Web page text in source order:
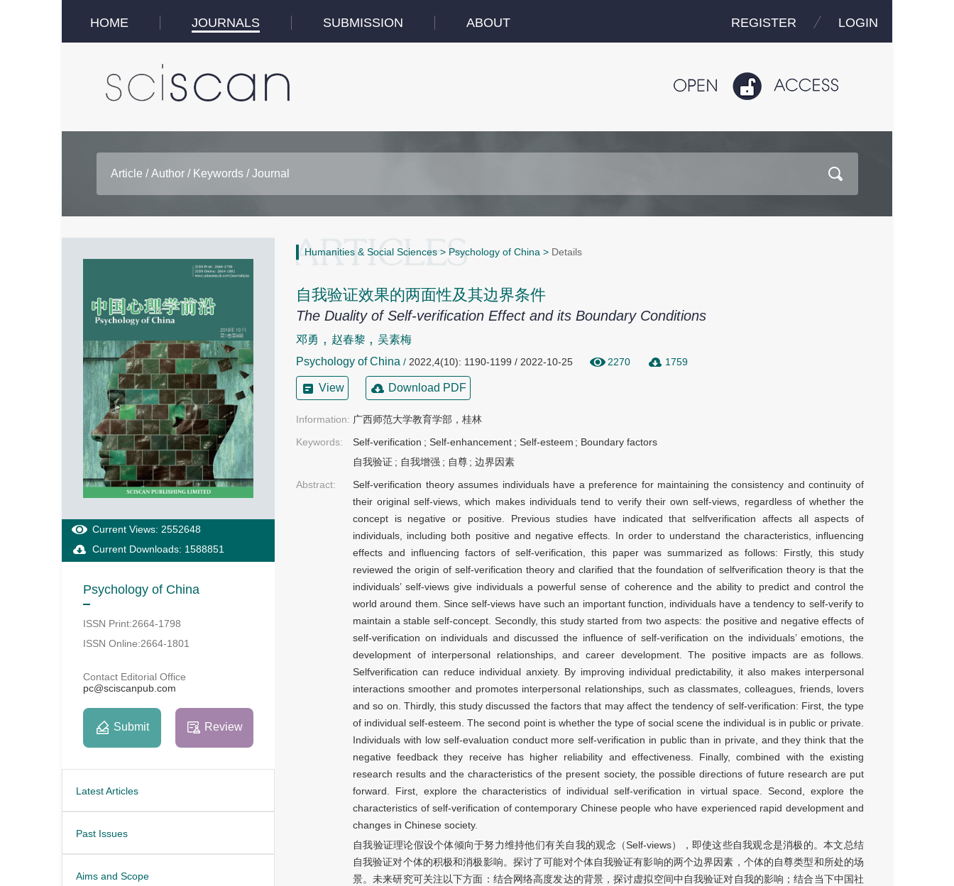
HOME JOURNALS SUBMISSION ABOUT REGISTER LOGIN
Current Views: 2552648
Current Downloads: 1588851
Psychology of China
ISSN Print:2664-1798
ISSN Online:2664-1801
Contact Editorial Office
pc@sciscanpub.com
Submit Review
Latest Articles
Past Issues
Aims and Scope
Humanities & Social Sciences > Psychology of China > Details
自我验证效果的两面性及其边界条件
The Duality of Self-verification Effect and its Boundary Conditions
邓勇 , 赵春黎 ,吴素梅
Psychology of China / 2022,4(10): 1190-1199 / 2022-10-25 2270 1759
View Download PDF
Information: 广西师范大学教育学部，桂林
Keywords:
Self-verification ; Self-enhancement ; Self-esteem ; Boundary factors
自我验证 ; 自我增强 ; 自尊 ;边界因素
Abstract:
Self-verification theory assumes individuals have a preference for maintaining the consistency and continuity of
their original self-views, which makes individuals tend to verify their own self-views, regardless of whether the
concept is negative or positive. Previous studies have indicated that selfverification affects all aspects of
individuals, including both positive and negative effects. In order to understand the characteristics, influencing
effects and influencing factors of self-verification, this paper was summarized as follows: Firstly, this study
reviewed the origin of self-verification theory and clarified that the foundation of selfverification theory is that the
individuals’ self-views give individuals a powerful sense of coherence and the ability to predict and control the
world around them. Since self-views have such an important function, individuals have a tendency to self-verify to
maintain a stable self-concept. Secondly, this study started from two aspects: the positive and negative effects of
self-verification on individuals and discussed the influence of self-verification on the individuals’ emotions, the
development of interpersonal relationships, and career development. The positive impacts are as follows.
Selfverification can reduce individual anxiety. By improving individual predictability, it also makes interpersonal
interactions smoother and promotes interpersonal relationships, such as classmates, colleagues, friends, lovers
and so on. Thirdly, this study discussed the factors that may affect the tendency of self-verification: First, the type
of individual self-esteem. The second point is whether the type of social scene the individual is in public or private.
Individuals with low self-evaluation conduct more self-verification in public than in private, and they think that the
negative feedback they receive has higher reliability and effectiveness. Finally, combined with the existing
research results and the characteristics of the present society, the possible directions of future research are put
forward. First, explore the characteristics of individual self-verification in virtual space. Second, explore the
characteristics of self-verification of contemporary Chinese people who have experienced rapid development and
changes in Chinese society.
自我验证理论假设个体倾向于努力维持他们有关自我的观念（Self-views），即使这些自我观念是消极的。本文总结
自我验证对个体的积极和消极影响。探讨了可能对个体自我验证有影响的两个边界因素，个体的自尊类型和所处的场
景。未来研究可关注以下方面：结合网络高度发达的背景，探讨虚拟空间中自我验证对自我的影响；结合当下中国社